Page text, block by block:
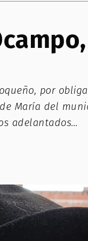
por
María del
adelantados…